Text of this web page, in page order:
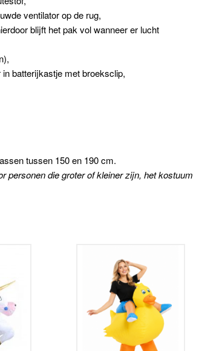
ventilator op de rug,
blijft het pak vol wanneer er lucht
batterijkastje met broeksclip,
tussen 150 en 190 cm.
personen die groter of kleiner zijn, het kostuum